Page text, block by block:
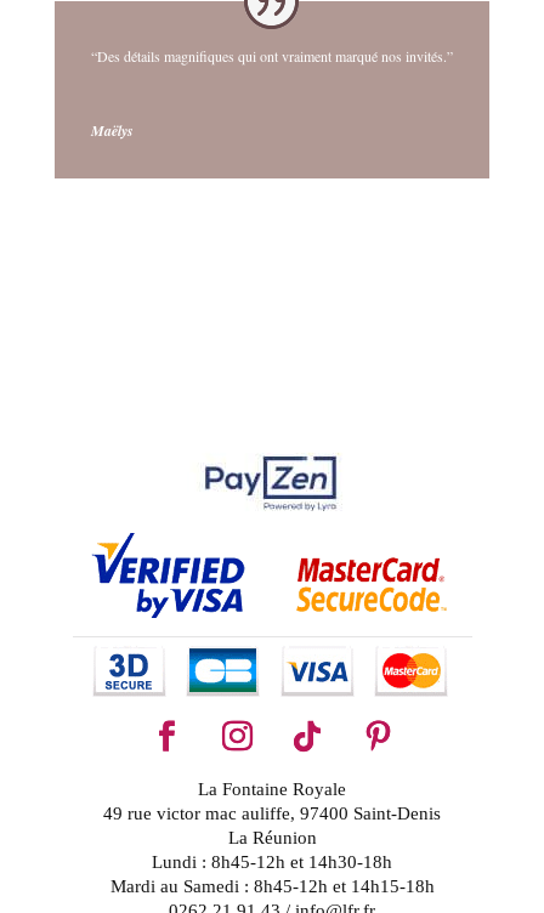
“Des détails magnifiques qui ont vraiment marqué nos invités.”
Maëlys
La Fontaine Royale
49 rue victor mac auliffe, 97400 Saint-Denis
La Réunion
Lundi : 8h45-12h et 14h30-18h
Mardi au Samedi : 8h45-12h et 14h15-18h